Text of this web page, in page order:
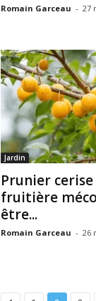
Romain Garceau - 27
Jardin
Prunier cerise
fruitière
être...
Romain Garceau - 26